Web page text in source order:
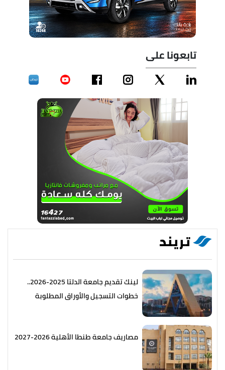
تابعونا على
تريند
لينك تقديم جامعة الدلتا 2025-2026..
خطوات التسجيل والأوراق المطلوبة
مصاريف جامعة طنطا الأهلية 2026-2027